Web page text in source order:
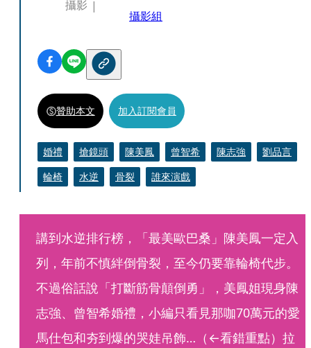
攝影
攝影組
贊助本文 加入訂閱會員
婚禮 搶鏡頭 陳美鳳 曾智希 陳志強
劉品言
輪椅
水逆 骨裂 誰來演戲
講到水逆排行榜，「最美歐巴桑」陳美鳳一定入
列，年前不慎絆倒骨裂，至今仍要靠輪椅代步。
不過俗話說「打斷筋骨顛倒勇」，美鳳姐現身陳
志強、曾智希婚禮，小編只看見那咖70萬元的愛
馬仕包和夯到爆的哭娃吊飾…（←看錯重點）拉